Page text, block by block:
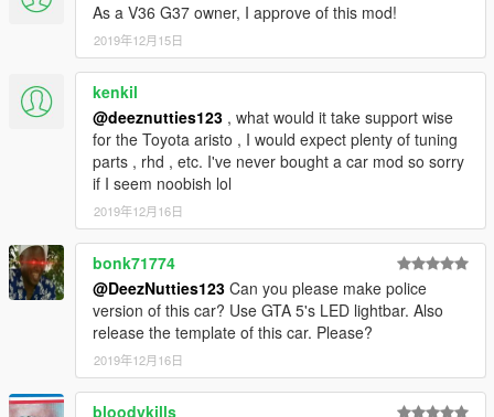
As a V36 G37 owner, I approve of this mod!
2019年12月15日
kenkil
@deeznutties123 , what would it take support wise
for the Toyota aristo , I would expect plenty of tuning
parts , rhd , etc. I've never bought a car mod so sorry
if I seem noobish lol
2019年12月16日
bonk71774
@DeezNutties123 Can you please make police
version of this car? Use GTA 5's LED lightbar. Also
release the template of this car. Please?
2019年12月16日
bloodykills